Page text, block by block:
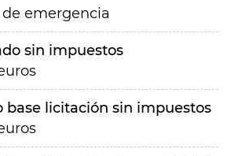
emergencia
sin impuestos
base licitación sin impuestos